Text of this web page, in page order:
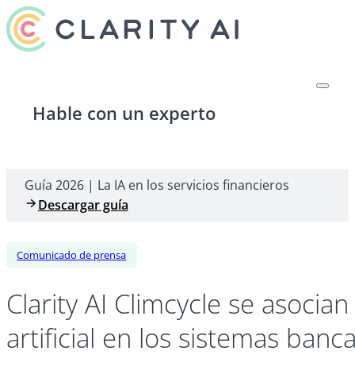
Hable con un experto
Guía 2026 | La IA en los servicios financieros
Descargar guía
Comunicado de prensa
Clarity AI Climcycle se
artificial en los sistemas